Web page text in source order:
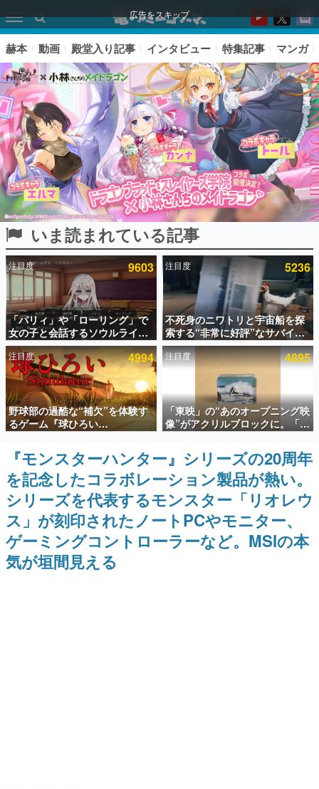
広告をスキップ
ピックアップ
電ファミのいま読まれている記事ランキング
アプリセール情報
インタビュー
連載・特集一覧
殿堂入り記事
SNS拡散数が数千以上！ ページビュー数万以上！ などな
ど。多くの人々に読まれた、電ファミ渾身の“殿堂入り”記
事をまとめました。
ゲームの企画書
名作ゲームクリエイターの方々に製作時のエピソードをお
聞きし、ヒットする企画（ゲーム）とは何か？を探ってい
きます。
赫本
この物語を解いてはいけない。『赫本』は、〈試験問題〉
の形をした短編ホラー小説集です。
新世代に訊く
赫本 動画 殿堂入り記事 インタビュー 特集記事 マンガ
いま読まれている記事
注目度 9603
「パリィ」や「ローリング」で
女の子と会話するソウルライク
恋愛ゲーム『小早川さんはソウ
ルライク』無料公開。返事に失
敗すると「YOU DIED」
注目度 5236
不死身のニワトリと宇宙船を探
索する“非常に好評”なサバイバ
ルゲーム『Breathedge』が無
料で配布中。入手できる期間は8
月10日まで
注目度 4994
野球部の過酷な“補欠”を体験す
るゲーム『球ひろい
Simulator』が「1件」のウィッ
シュリストをもとにチェコ語に
対応しSNSで話題に。『キング
ダム・カム』開発元やチェコの
プロ野球選手から称賛の声
注目度 4895
「東映」の“あのオープニング映
像”がアクリルブロックに。「東
映ヒストリカル グッズコレクシ
ョン」が8月下旬より発売
『モンスターハンター』シリーズの20周年
を記念したコラボレーション製品が熱い。
シリーズを代表するモンスター「リオレウ
ス」が刻印されたノートPCやモニター、
ゲーミングコントローラーなど。MSIの本
気が垣間見える